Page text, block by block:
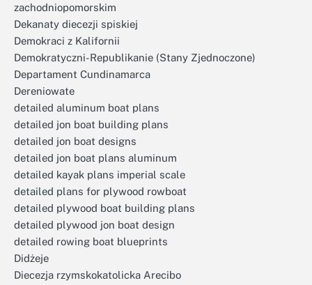
zachodniopomorskim
Dekanaty diecezji spiskiej
Demokraci z Kalifornii
Demokratyczni-Republikanie (Stany Zjednoczone)
Departament Cundinamarca
Dereniowate
detailed aluminum boat plans
detailed jon boat building plans
detailed jon boat designs
detailed jon boat plans aluminum
detailed kayak plans imperial scale
detailed plans for plywood rowboat
detailed plywood boat building plans
detailed plywood jon boat design
detailed rowing boat blueprints
Didżeje
Diecezja rzymskokatolicka Arecibo